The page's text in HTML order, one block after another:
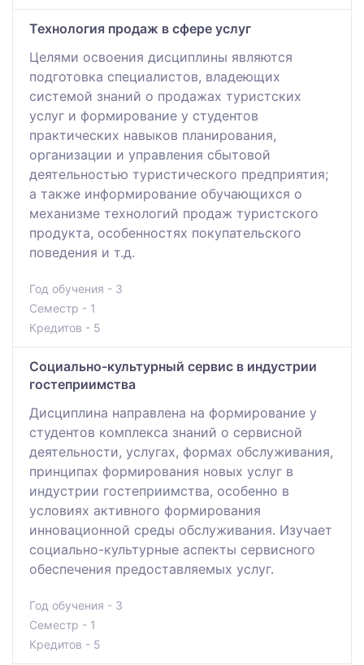
Технология продаж в сфере услуг
Целями освоения дисциплины являются
подготовка специалистов, владеющих
системой знаний о продажах туристских
услуг и формирование у студентов
практических навыков планирования,
организации и управления сбытовой
деятельностью туристического предприятия;
а также информирование обучающихся о
механизме технологий продаж туристского
продукта, особенностях покупательского
поведения и т.д.
Год обучения - 3
Семестр - 1
Кредитов - 5
Социально-культурный сервис в индустрии
гостеприимства
Дисциплина направлена на формирование у
студентов комплекса знаний о сервисной
деятельности, услугах, формах обслуживания,
принципах формирования новых услуг в
индустрии гостеприимства, особенно в
условиях активного формирования
инновационной среды обслуживания. Изучает
социально-культурные аспекты сервисного
обеспечения предоставляемых услуг.
Год обучения - 3
Семестр - 1
Кредитов - 5